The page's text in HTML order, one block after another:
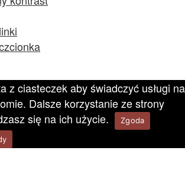
z ciasteczek aby świadczyć usługi na
Dalsze korzystanie ze strony
się na ich użycie.
Zgoda